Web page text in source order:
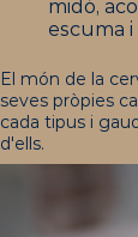
midó,
escuma i
El món de la
seves pròpies
cada tipus i
d'ells.